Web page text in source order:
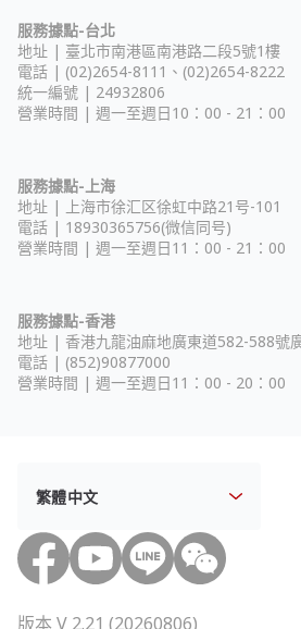
服務據點-台北
地址 | 臺北市南港區南港路二段5號1樓
電話 | (02)2654-8111、(02)2654-8222
統一編號 | 24932806
營業時間 | 週一至週日10：00 - 21：00
服務據點-上海
地址 |
上海市徐汇区徐虹中路21号-101
電話 | 18930365756(微信同号)
營業時間 | 週一至週日11：00 - 21：00
服務據點-香港
地址 | 香港九龍油麻地廣東道582-588號
電話 | (852)90877000
營業時間 | 週一至週日11：00 - 20：00
版本 V 2.21 (20260806)